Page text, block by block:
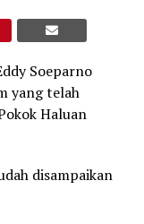
Soeparno
yang telah
Haluan
disampaikan